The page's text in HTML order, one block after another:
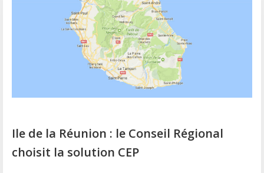
Ile de la Réunion : le Conseil Régional
choisit la solution CEP